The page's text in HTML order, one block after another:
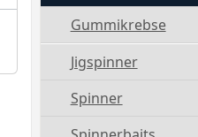
Gummikrebse
Jigspinner
Spinner